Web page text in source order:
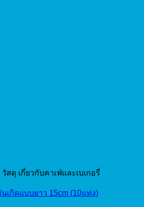
สดุ เกี่ยวกับคาเฟ่และเบเกอรี่
เกิดแบบยาว 15cm (10แท่ง)